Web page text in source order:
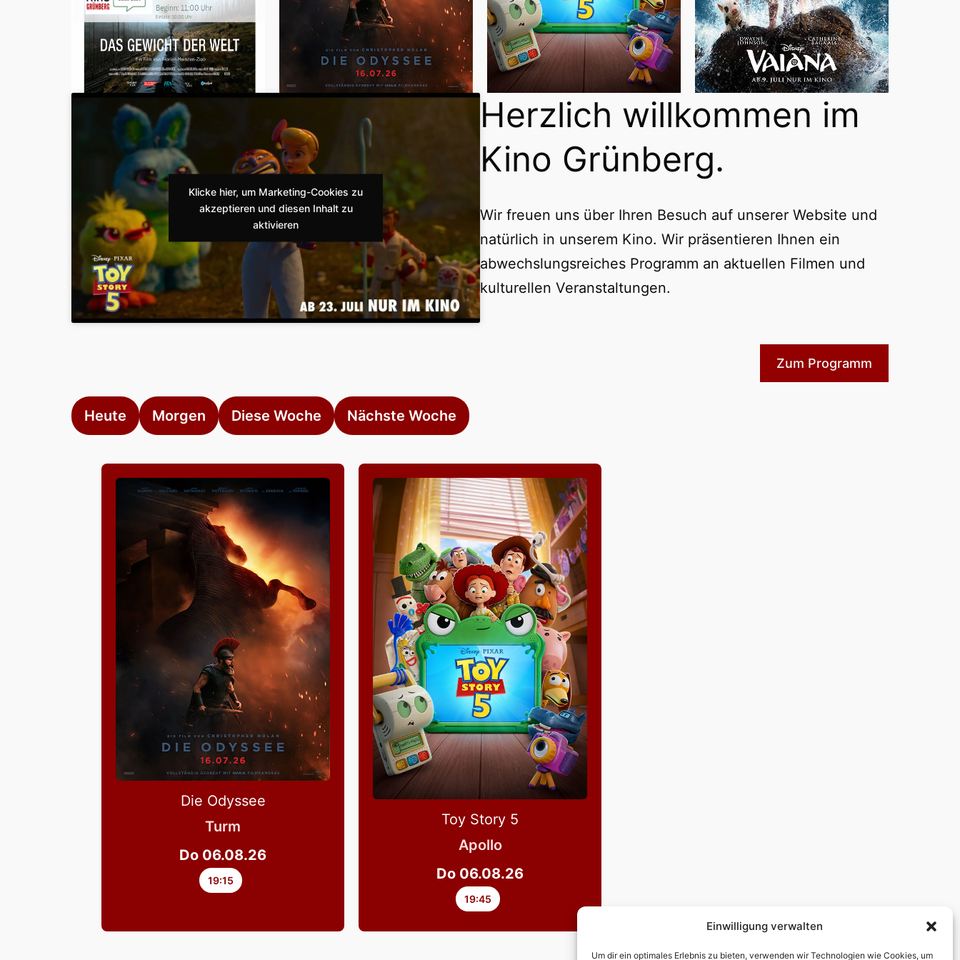
Einwilligung verwalten
Um dir ein optimales Erlebnis zu bieten, verwenden wir Technologien wie Cookies, um
Klicke hier, um Marketing-Cookies zu
akzeptieren und diesen Inhalt zu
aktivieren
Herzlich willkommen im
Kino Grünberg.
Wir freuen uns über Ihren Besuch auf unserer Website und
natürlich in unserem Kino. Wir präsentieren Ihnen ein
abwechslungsreiches Programm an aktuellen Filmen und
kulturellen Veranstaltungen.
Zum Programm
Heute Morgen Diese Woche Nächste Woche
Die Odyssee
Turm
Do 06.08.26
19:15
Toy Story 5
Apollo
Do 06.08.26
19:45